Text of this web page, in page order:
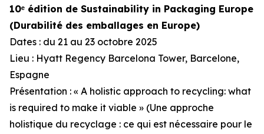
10ᵉ édition de Sustainability in Packaging Europe
(Durabilité des emballages en Europe)
Dates : du 21 au 23 octobre 2025
Lieu : Hyatt Regency Barcelona Tower, Barcelone,
Espagne
Présentation : « A holistic approach to recycling: what
is required to make it viable » (Une approche
holistique du recyclage : ce qui est nécessaire pour le